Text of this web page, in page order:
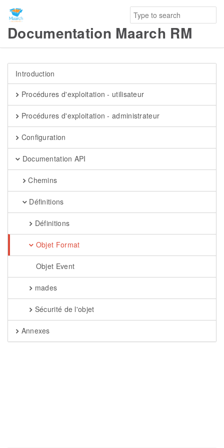
Documentation Maarch RM
Introduction
Procédures d'exploitation - utilisateur
Procédures d'exploitation - administrateur
Configuration
Documentation API
Chemins
Définitions
Définitions
Objet Format
Objet Event
mades
Sécurité de l'objet
Annexes